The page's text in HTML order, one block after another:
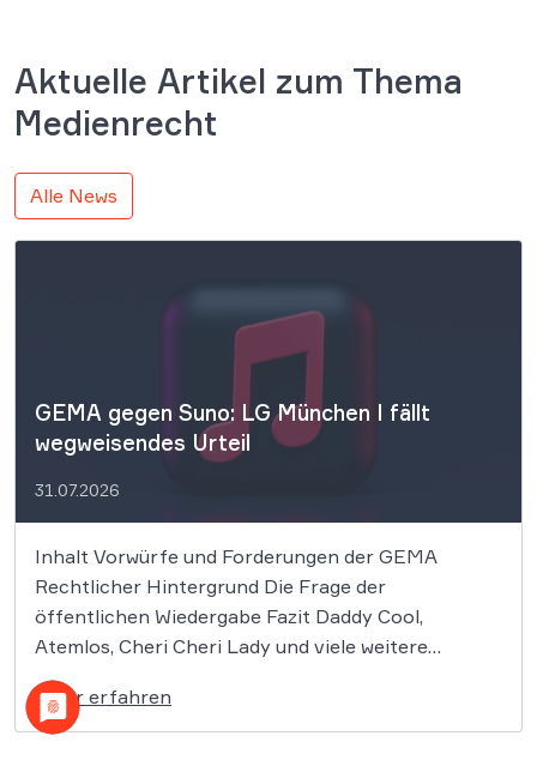
Aktuelle Artikel zum Thema
Medienrecht
Alle News
GEMA gegen Suno: LG München I fällt
wegweisendes Urteil
31.07.2026
Inhalt Vorwürfe und Forderungen der GEMA
Rechtlicher Hintergrund Die Frage der
öffentlichen Wiedergabe Fazit Daddy Cool,
Atemlos, Cheri Cheri Lady und viele weitere
zeitlose Klassiker könnten nun zum Zentrum eines
bedeutenden Urheberrechtsprozesses werden. Die
GEMA klagt gegen das KI-Unternehmen Suno und
Mehr erfahren